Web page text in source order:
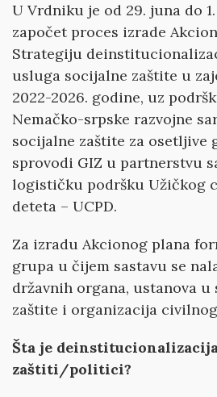
U Vrdniku je od 29. juna do
započet proces izrade
Strategiju
usluga socijalne zaštite u
2022-2026. godine, uz
Nemačko-srpske razvojne
socijalne zaštite za osetljive
sprovodi GIZ u partnerstvu
logističku podršku Užičkog
deteta – UCPD.
Za izradu Akcionog plana
grupa u čijem sastavu se
državnih organa, ustanova
zaštite i organizacija
Šta je
zaštiti/politici?